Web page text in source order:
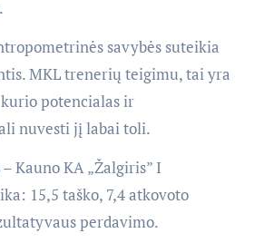
savybės suteikia
MKL trenerių teigimu, tai yra
potencialas ir
nuvesti jį labai toli.
– Kauno KA „Žalgiris” I
15,5 taško, 7,4 atkovoto
perdavimo.